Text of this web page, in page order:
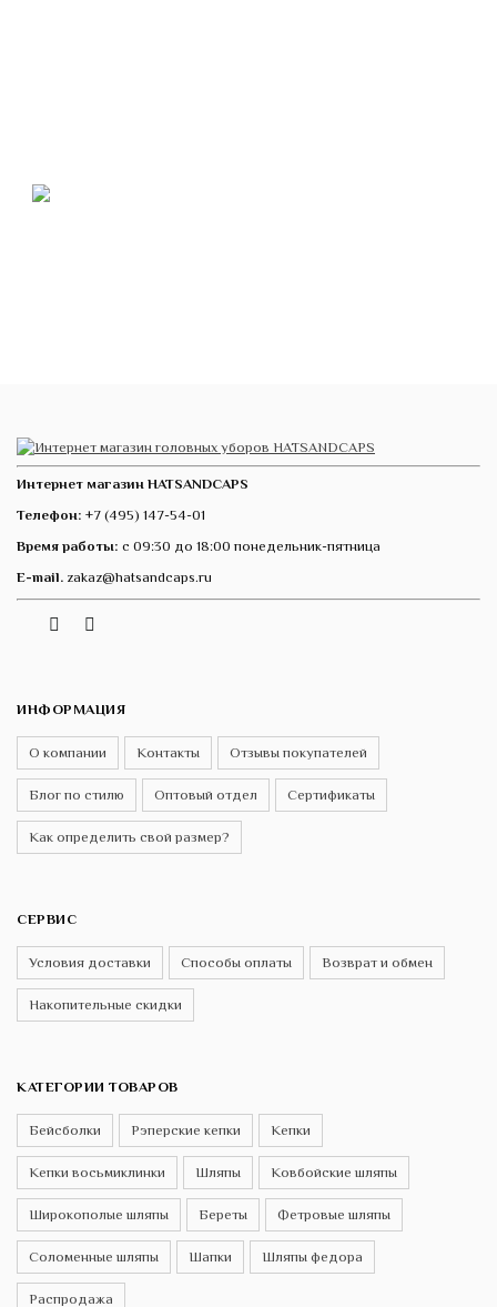
Интернет магазин HATSANDCAPS
Телефон: +7 (495) 147-54-01
Время работы: с 09:30 до 18:00 понедельник-пятница
E-mail. zakaz@hatsandcaps.ru
Telegram
ИНФОРМАЦИЯ
О компании Контакты Отзывы покупателей
Блог по стилю Оптовый отдел Сертификаты
Как определить свой размер?
СЕРВИС
Условия доставки Способы оплаты Возврат и обмен
Накопительные скидки
КАТЕГОРИИ ТОВАРОВ
Бейсболки Рэперские кепки Кепки
Кепки восьмиклинки Шляпы Ковбойские шляпы
Широкополые шляпы Береты Фетровые шляпы
Соломенные шляпы Шапки Шляпы федора
Распродажа